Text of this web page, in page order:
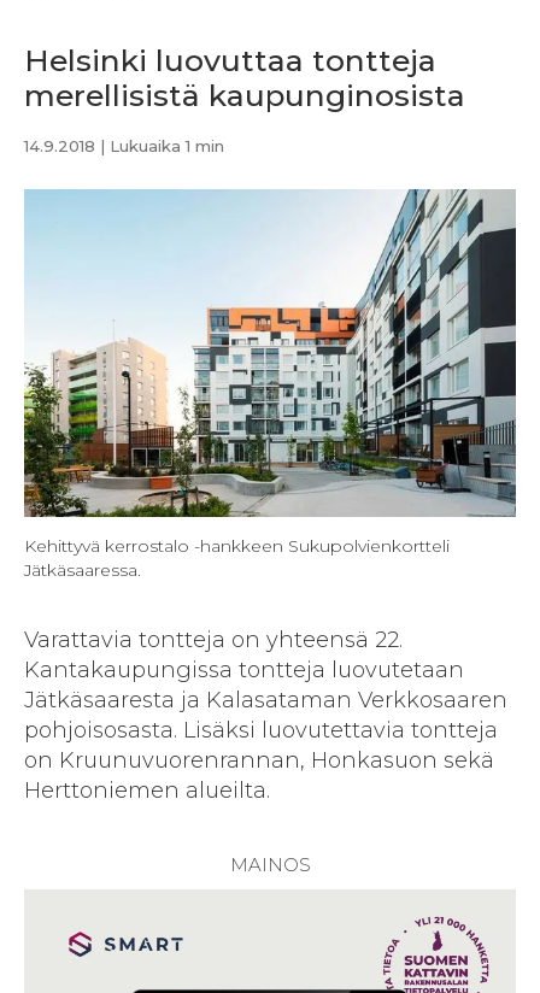
Helsinki luovuttaa tontteja
merellisistä kaupunginosista
14.9.2018 | Lukuaika 1 min
Kehittyvä kerrostalo -hankkeen Sukupolvienkortteli
Jätkäsaaressa.
Varattavia tontteja on yhteensä 22.
Kantakaupungissa tontteja luovutetaan
Jätkäsaaresta ja Kalasataman Verkkosaaren
pohjoisosasta. Lisäksi luovutettavia tontteja
on Kruunuvuorenrannan, Honkasuon sekä
Herttoniemen alueilta.